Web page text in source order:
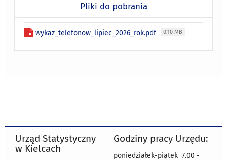
Pliki do pobrania
wykaz_telefonow_lipiec_2026_rok.pdf 0.10 MB
Urząd Statystyczny
w Kielcach
Godziny pracy Urzędu:
poniedziałek-piątek 7.00 -